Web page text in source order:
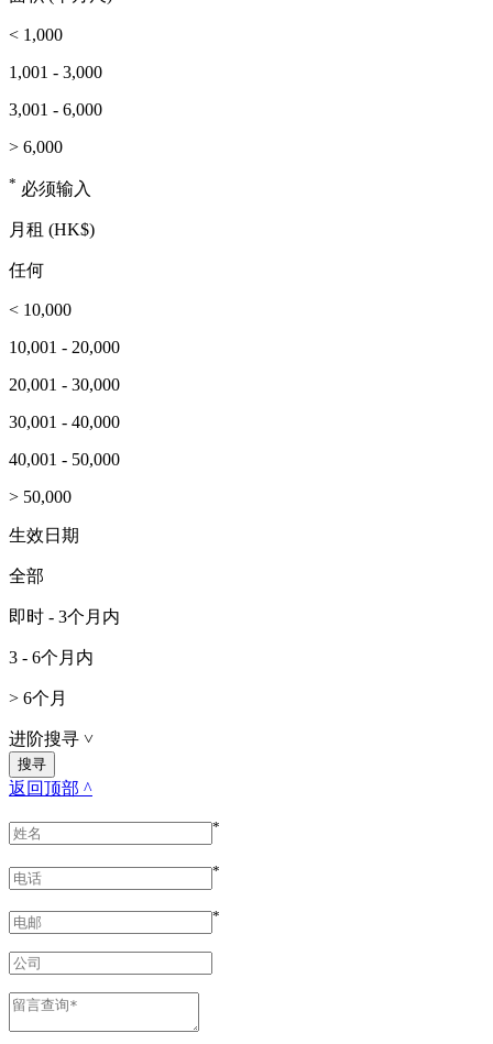
< 1,000
1,001 - 3,000
3,001 - 6,000
> 6,000
* 必须输入
月租 (HK$)
任何
< 10,000
10,001 - 20,000
20,001 - 30,000
30,001 - 40,000
40,001 - 50,000
> 50,000
生效日期
全部
即时 - 3个月内
3 - 6个月内
> 6个月
进阶搜寻 ˅
返回顶部 ^
*
*
*